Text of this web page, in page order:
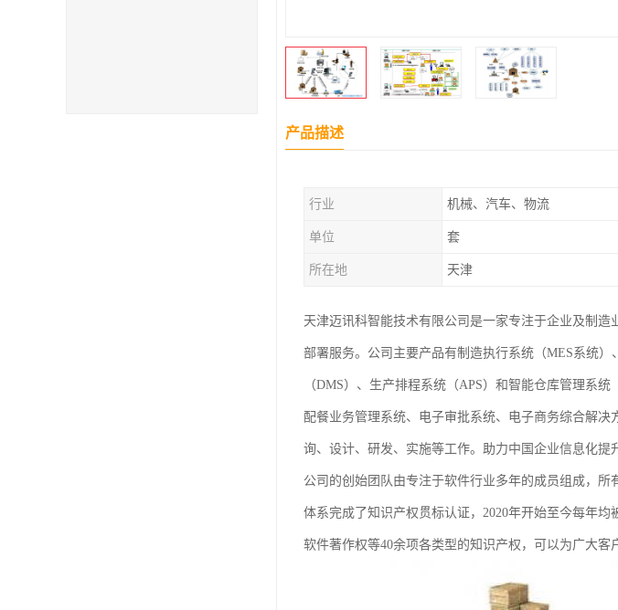
产品描述
行业 机械、汽车、物流
单位 套
所在地 天津
天津迈讯科智能技术有限公司是一家专注于企业及制
部署服务。公司主要产品有制造执行系统（MES系统
（DMS）、生产排程系统（APS）和智能仓库管理系
配餐业务管理系统、电子审批系统、电子商务综合解
询、设计、研发、实施等工作。助力中国企业信息化提
公司的创始团队由专注于软件行业多年的成员组成，
体系完成了知识产权贯标认证，2020年开始至今每年
软件著作权等40余项各类型的知识产权，可以为广大客